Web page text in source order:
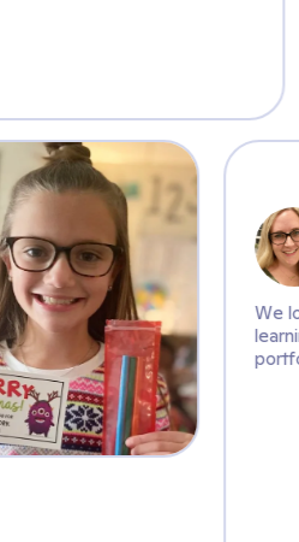
Katie E. @katieerb
We love being able to use
learning and share the results
portfolio!